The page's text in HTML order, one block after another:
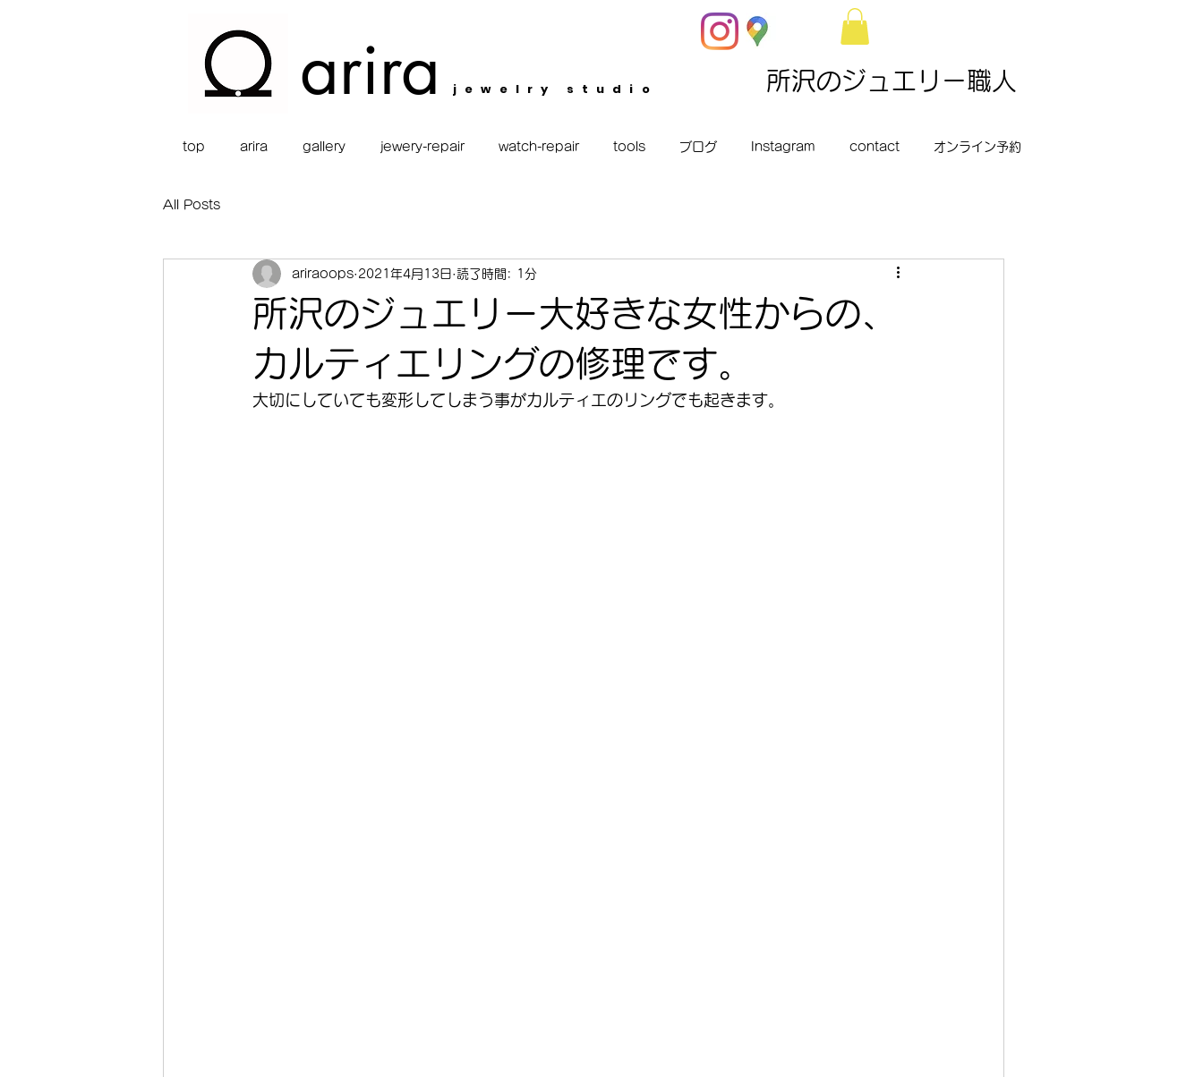
arira jewelry studio
top arira gallery jewery-repair watch-repair tools ブログ Instagram contact オンライン予約
​所沢のジュエリー職人
All Posts
所沢のジュエリー大好きな女性からの、
カルティエリングの修理です。
ariraoops 2021年4月13日 読了時間: 1分
大切にしていても変形してしまう事がカルティエのリングでも起きます。